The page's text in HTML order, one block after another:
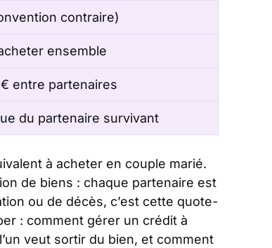
contraire)
ensemble
entre partenaires
du partenaire survivant
à acheter en couple marié.
de biens : chaque partenaire est
ou de décès, c’est cette quote-
: comment gérer un crédit à
veut sortir du bien, et comment